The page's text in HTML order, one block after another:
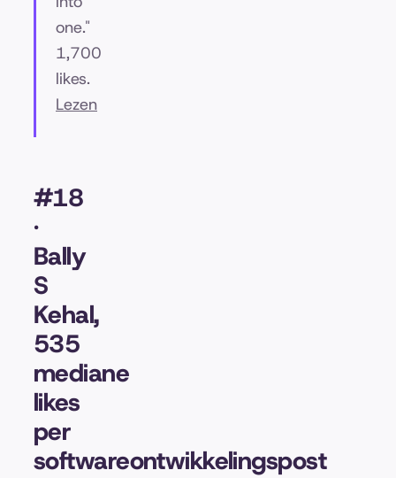
one."
1,700
likes.
Lezen
#18
·
Bally
S
Kehal,
535
mediane
likes
per
softwareontwikkelingspost